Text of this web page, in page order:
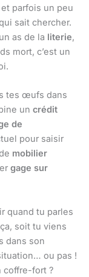
parfois un peu
sait chercher.
as de la literie,
mort, c’est un
tes œufs dans
un crédit
de
pour saisir
mobilier
gage sur
quand tu parles
soit tu viens
dans son
ou pas !
coffre-fort ?